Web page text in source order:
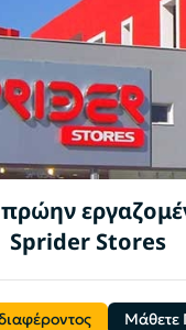
Sprider Stores
Μάθετε